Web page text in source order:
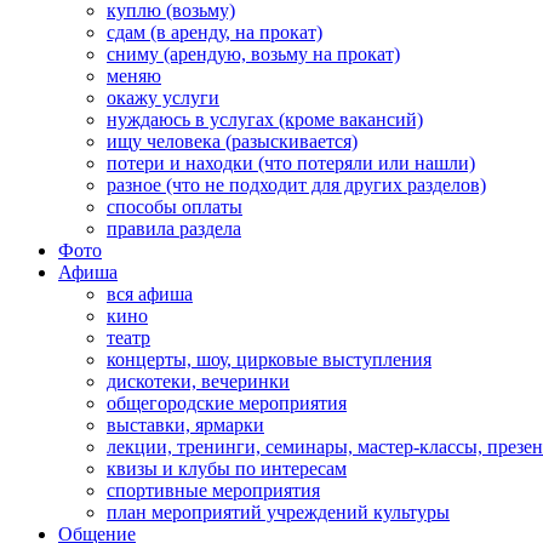
куплю (возьму)
сдам (в аренду, на прокат)
сниму (арендую, возьму на прокат)
меняю
окажу услуги
нуждаюсь в услугах (кроме вакансий)
ищу человека (разыскивается)
потери и находки (что потеряли или нашли)
разное (что не подходит для других разделов)
способы оплаты
правила раздела
Фото
Афиша
вся афиша
кино
театр
концерты, шоу, цирковые выступления
дискотеки, вечеринки
общегородские мероприятия
выставки, ярмарки
лекции, тренинги, семинары, мастер-классы,
квизы и клубы по интересам
спортивные мероприятия
план мероприятий учреждений культуры
Общение